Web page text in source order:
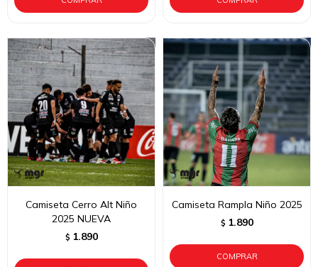
Camiseta Cerro Alt Niño
2025 NUEVA
$ 1.890
Camiseta Rampla Niño 2025
$ 1.890